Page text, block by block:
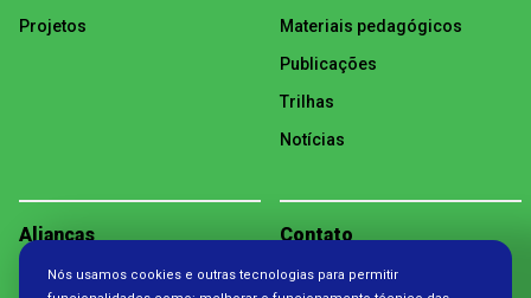
Projetos
Materiais pedagógicos
Publicações
Trilhas
Notícias
Alianças Contato
Política de Privacidade
Nós usamos cookies e outras tecnologias para permitir